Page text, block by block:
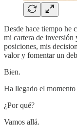
Desde hace tiempo he
mi cartera de
posiciones, mis
valor y fomentar un
Bien.
Ha llegado el
¿Por qué?
Vamos allá.